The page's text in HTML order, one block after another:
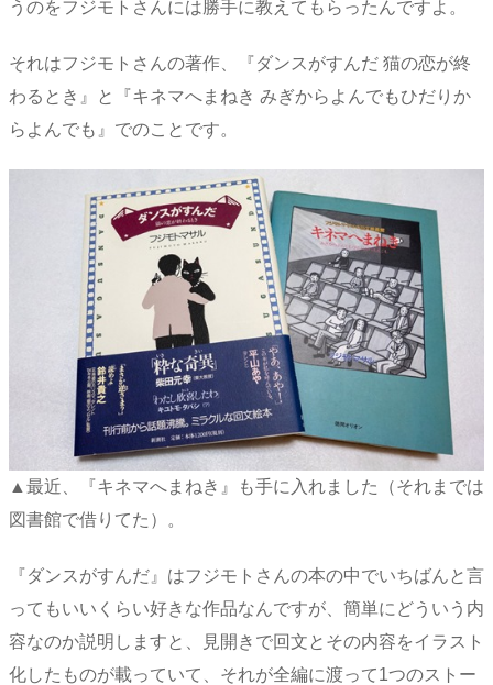
うのをフジモトさんには勝手に教えてもらったんですよ。
それはフジモトさんの著作、『ダンスがすんだ 猫の恋が終
わるとき』と『キネマへまねき みぎからよんでもひだりか
らよんでも』でのことです。
▲最近、『キネマへまねき』も手に入れました（それまでは
図書館で借りてた）。
『ダンスがすんだ』はフジモトさんの本の中でいちばんと言
ってもいいくらい好きな作品なんですが、簡単にどういう内
容なのか説明しますと、見開きで回文とその内容をイラスト
化したものが載っていて、それが全編に渡って1つのストー